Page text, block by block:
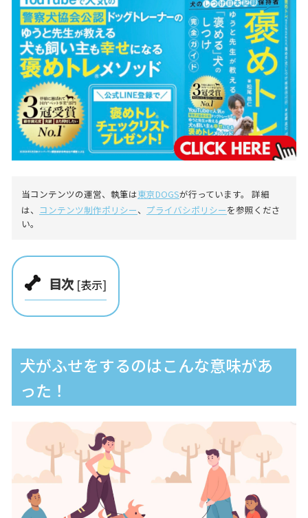
当コンテンツの運営、執筆は東京DOGSが行っています。 詳細
は、 コンテンツ制作ポリシー、 プライバシポリシーを参照くださ
い。
目次 [表示]
犬がふせをするのはこんな意味があ
った！